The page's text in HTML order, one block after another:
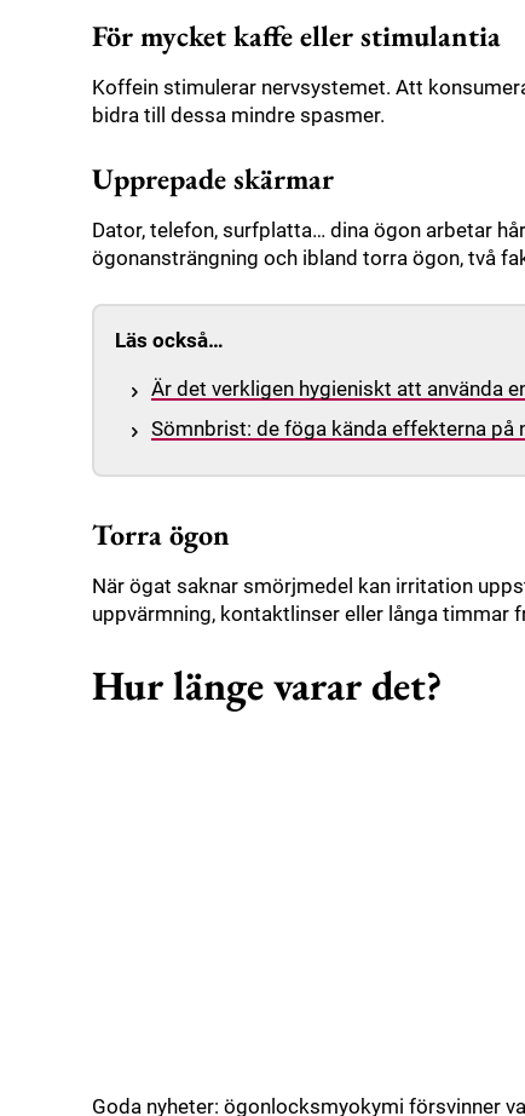
För mycket kaffe eller stimulantia
Koffein stimulerar nervsystemet. Att
bidra till dessa mindre spasmer.
Upprepade skärmar
Dator, telefon, surfplatta… dina ögon arbetar
ögonansträngning och ibland torra ögon, två
Läs också…
Är det verkligen hygieniskt att använda
Sömnbrist: de föga kända effekterna på
Torra ögon
När ögat saknar smörjmedel kan irritation
uppvärmning, kontaktlinser eller långa timmar
Hur länge varar det?
Goda nyheter: ögonlocksmyokymi försvinner